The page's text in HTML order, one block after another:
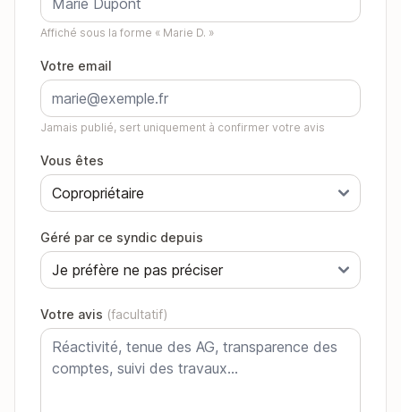
Affiché sous la forme « Marie D. »
Votre email
Jamais publié, sert uniquement à confirmer votre avis
Vous êtes
Géré par ce syndic depuis
Votre avis (facultatif)